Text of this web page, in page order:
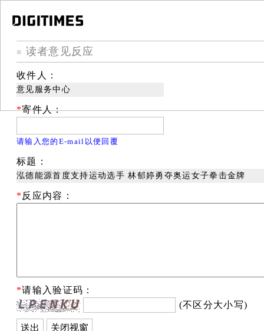
■ 读者意见反应
收件人：
意见服务中心
*寄件人：
请输入您的E-mail以便回覆
标题：
泓德能源首度支持运动选手 林郁婷勇夺奥运女子拳击金牌
* 反应内容：
*请输入验证码：
(不区分大小写)